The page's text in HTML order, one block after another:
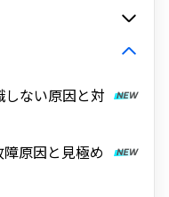
しない原因と対
障原因と見極め